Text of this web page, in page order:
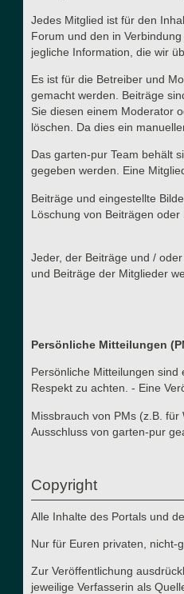
Jedes Mitglied ist für den
Forum und den in
jegliche Information, die wir
Es ist für die Betreiber und
gemacht werden. Beiträge
Sie diesen einem Moderator
löschen. Da dies ein
Das garten-pur Team behält
gegeben werden. Eine
Beiträge und eingestellte
Löschung von Beiträgen oder
Jeder, der Beiträge und /
und Beiträge der Mitglieder
Persönliche Mitteilungen
Persönliche Mitteilungen
Respekt zu achten. - Eine
Missbrauch von PMs (z.B.
Ausschluss von garten-pur
Copyright
Alle Inhalte des Portals und
Nur für Euren privaten, nicht-
Zur Veröffentlichung
jeweilige Verfasserin als